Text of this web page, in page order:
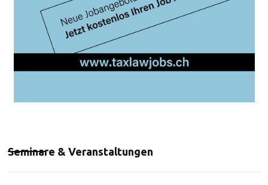
Seminare & Veranstaltungen